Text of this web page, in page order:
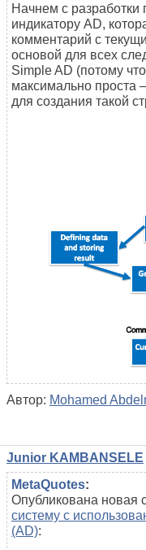
Начнем с
индикатору AD,
комментарий с
основой для всех
Simple AD (потому
максимально
для создания такой
Автор: Mohamed
Junior KAMBANSELE
MetaQuotes:
Опубликована новая
систему с
(AD):